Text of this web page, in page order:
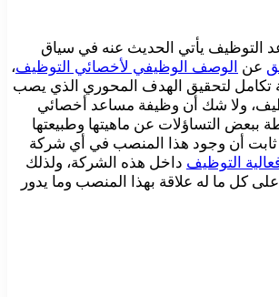
يأتي الحديث عنه في سياق
عن الوصف الوظيفي لأخصائي التوظيف،
تكامل لتحقيق الهدف المحوري الذي يصب
ولا شك أن وظيفة مساعد أخصائي
ببعض التساؤلات عن ماهيتها وطبيعتها
ثابت أن وجود هذا المنصب في أي شركة
التوظيف داخل هذه الشركة، ولذلك
كل ما له علاقة بهذا المنصب وما يدور